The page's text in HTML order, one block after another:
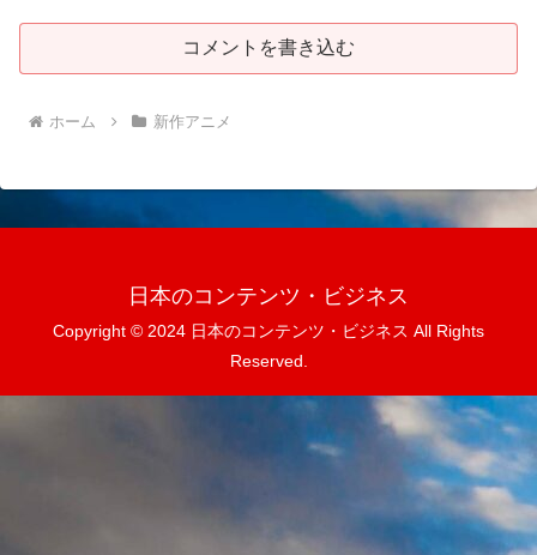
コメントを書き込む
ホーム 新作アニメ
日本のコンテンツ・ビジネス
Copyright © 2024 日本のコンテンツ・ビジネス All Rights
Reserved.